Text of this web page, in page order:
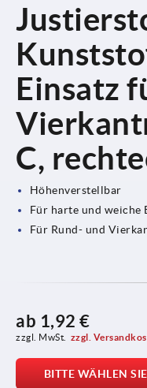
Einsatz
C,
Höhenverstellbar
Für harte und weiche
Für Rund- und
ab 1,92 €
zzgl. MwSt. zzgl.
BITTE WÄHLEN